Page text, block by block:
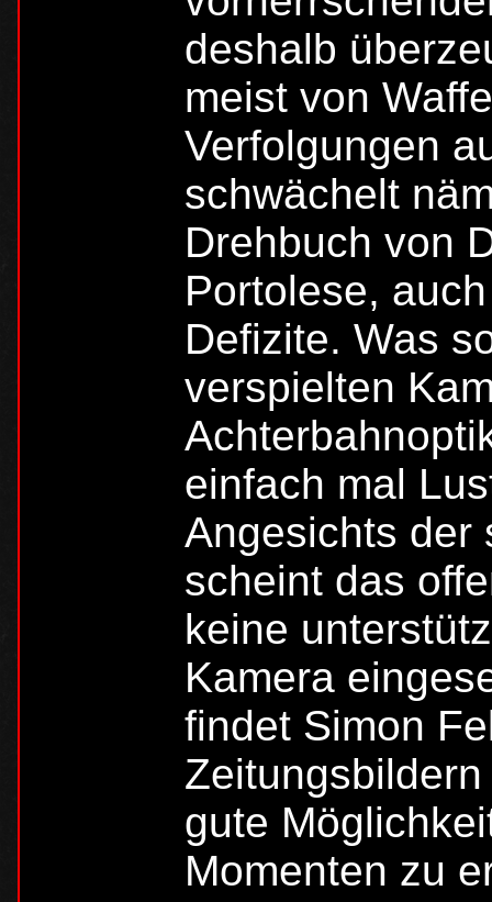
deshalb
meist von
Verfolgungen
schwächelt
Drehbuch von
Portolese,
Defizite. Was
verspielten
einfach mal
Angesichts der
scheint das
keine
Kamera
findet Simon
gute
Momenten zu